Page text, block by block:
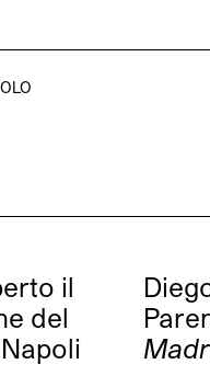
il
del